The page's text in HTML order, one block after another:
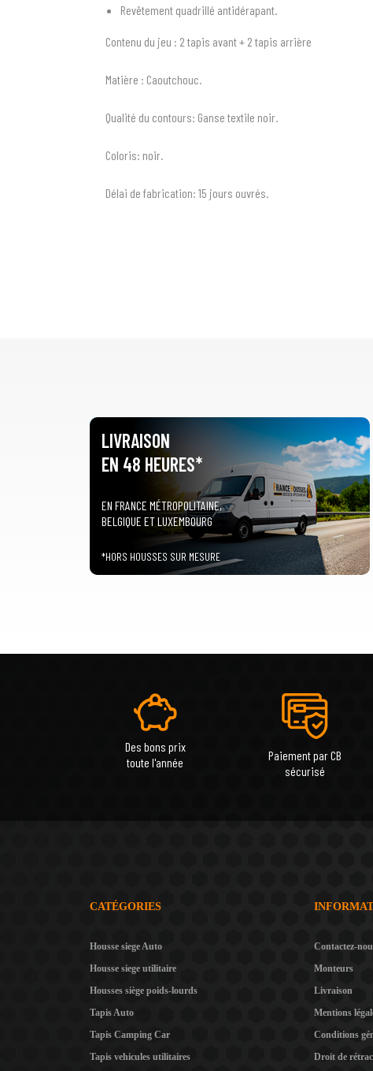
Revêtement quadrillé antidérapant.
Contenu du jeu : 2 tapis avant + 2 tapis arrière
Matière : Caoutchouc.
Qualité du contours: Ganse textile noir.
Coloris: noir.
Délai de fabrication: 15 jours ouvrés.
LIVRAISON
EN 48 HEURES*
EN FRANCE MÉTROPOLITAINE,
BELGIQUE ET LUXEMBOURG
*HORS HOUSSES SUR MESURE
Des bons prix
toute l'année
Paiement par CB
sécurisé
CATÉGORIES
Housse siege Auto
Housse siege utilitaire
Housses siège poids-lourds
Tapis Auto
Tapis Camping Car
Tapis vehicules utilitaires
Contactez-
Monteurs
Livraison
Mentions
Conditions
Droit de